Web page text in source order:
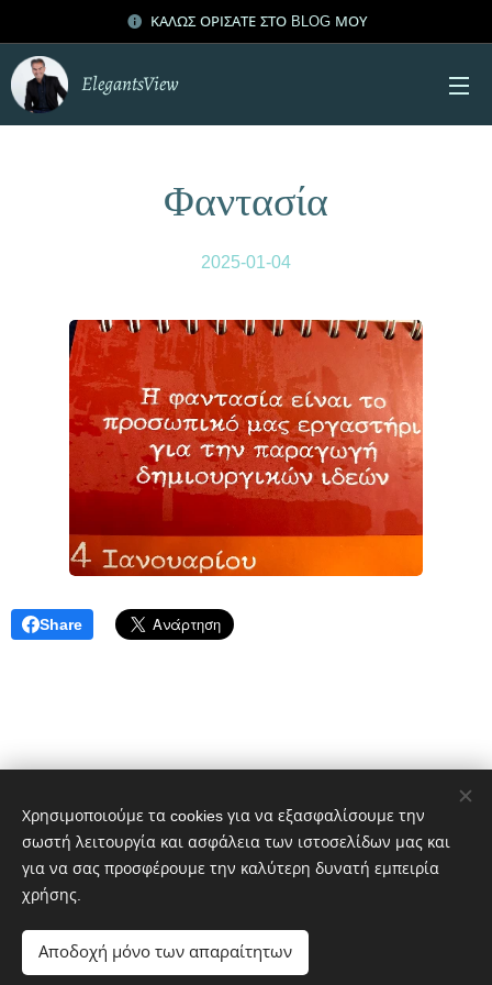
ΚΑΛΩΣ ΟΡΙΣΑΤΕ ΣΤΟ BLOG ΜΟΥ
ElegantsView
Φαντασία
2025-01-04
Share
Δημήτρης Πελέκης
dpelekisphoto@gmail.com
Cookies
Χρησιμοποιούμε τα cookies για να εξασφαλίσουμε την
σωστή λειτουργία και ασφάλεια των ιστοσελίδων μας και
για να σας προσφέρουμε την καλύτερη δυνατή εμπειρία
χρήσης.
Αποδοχή μόνο των απαραίτητων